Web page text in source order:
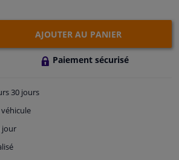
AJOUTER AU PANIER
Paiement sécurisé
30 jours
jour